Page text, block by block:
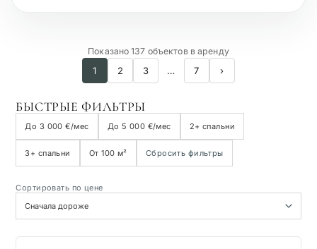
Охраняемый комплекс
Пляжная сторона
Вид на море
Вид на поле для гольфа
Показано 137 объектов в аренду
1 2 3 … 7 ›
БЫСТРЫЕ ФИЛЬТРЫ
До 3 000 €/мес До 5 000 €/мес 2+ спальни
3+ спальни От 100 м² Сбросить фильтры
Сортировать по цене